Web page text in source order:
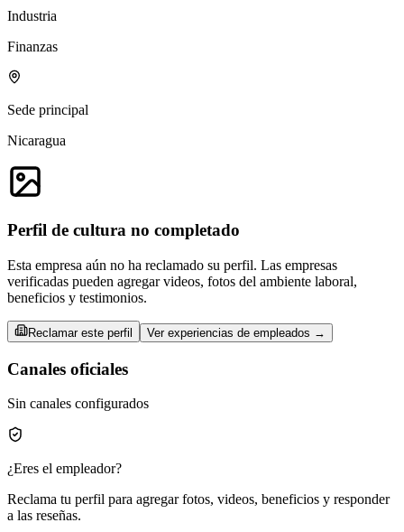
Industria
Finanzas
Sede principal
Nicaragua
Perfil de cultura no completado
Esta empresa aún no ha reclamado su perfil. Las empresas
verificadas pueden agregar videos, fotos del ambiente laboral,
beneficios y testimonios.
Reclamar este perfil Ver experiencias de empleados →
Canales oficiales
Sin canales configurados
¿Eres el empleador?
Reclama tu perfil para agregar fotos, videos, beneficios y responder
a las reseñas.